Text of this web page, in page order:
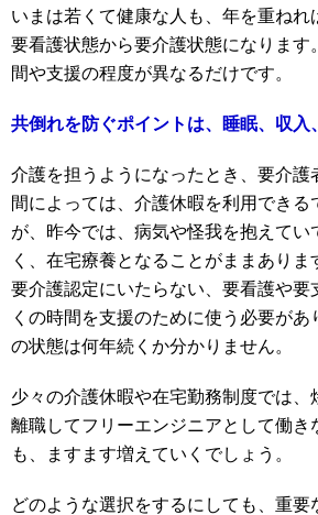
いまは若くて健康な人も、年を重ねれ
要看護状態から要介護状態になります
間や支援の程度が異なるだけです。
共倒れを防ぐポイントは、睡眠、収入
介護を担うようになったとき、要介護
間によっては、介護休暇を利用できる
が、昨今では、病気や怪我を抱えてい
く、在宅療養となることがままありま
要介護認定にいたらない、要看護や要
くの時間を支援のために使う必要があ
の状態は何年続くか分かりません。
少々の介護休暇や在宅勤務制度では、
離職してフリーエンジニアとして働き
も、ますます増えていくでしょう。
どのような選択をするにしても、重要